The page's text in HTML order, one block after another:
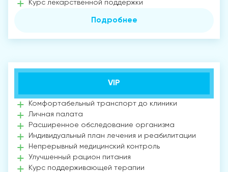
Курс лекарственной поддержки
Подробнее
VIP
Комфортабельный транспорт до клиники
Личная палата
Расширенное обследование организма
Индивидуальный план лечения и реабилитации
Непрерывный медицинский контроль
Улучшенный рацион питания
Курс поддерживающей терапии